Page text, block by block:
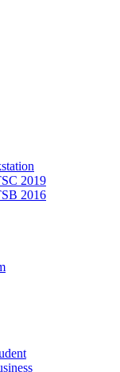
2019
2016